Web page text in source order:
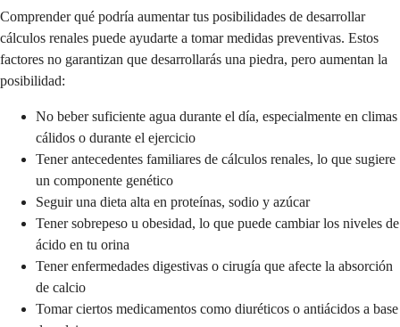
Comprender qué podría aumentar tus posibilidades de desarrollar
cálculos renales puede ayudarte a tomar medidas preventivas. Estos
factores no garantizan que desarrollarás una piedra, pero aumentan la
posibilidad:
No beber suficiente agua durante el día, especialmente en climas
cálidos o durante el ejercicio
Tener antecedentes familiares de cálculos renales, lo que sugiere
un componente genético
Seguir una dieta alta en proteínas, sodio y azúcar
Tener sobrepeso u obesidad, lo que puede cambiar los niveles de
ácido en tu orina
Tener enfermedades digestivas o cirugía que afecte la absorción
de calcio
Tomar ciertos medicamentos como diuréticos o antiácidos a base